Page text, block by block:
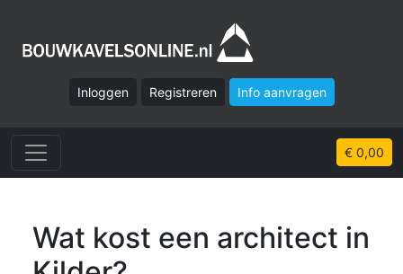
Inloggen Registreren Info aanvragen
€ 0,00
Wat kost een architect in